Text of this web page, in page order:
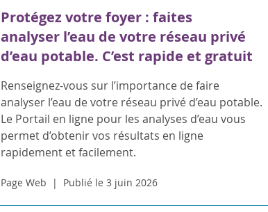
Protégez votre foyer : faites
analyser l’eau de votre réseau privé
d’eau potable. C’est rapide et gratuit
Renseignez-vous sur l’importance de faire
analyser l’eau de votre réseau privé d’eau potable.
Le Portail en ligne pour les analyses d’eau vous
permet d’obtenir vos résultats en ligne
rapidement et facilement.
Page Web Publié le 3 juin 2026